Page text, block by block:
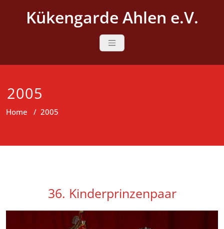
Kükengarde Ahlen e.V.
2005
Home / 2005
36. Kinderprinzenpaar